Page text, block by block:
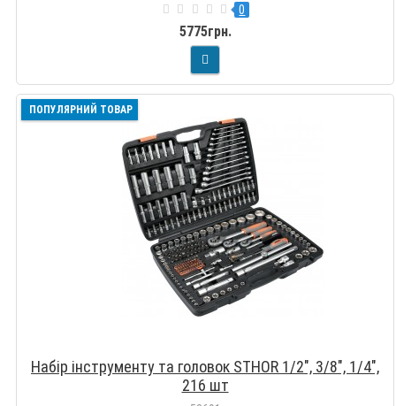
0
5775грн.
ПОПУЛЯРНИЙ ТОВАР
Набір інструменту та головок STHOR 1/2", 3/8", 1/4",
216 шт